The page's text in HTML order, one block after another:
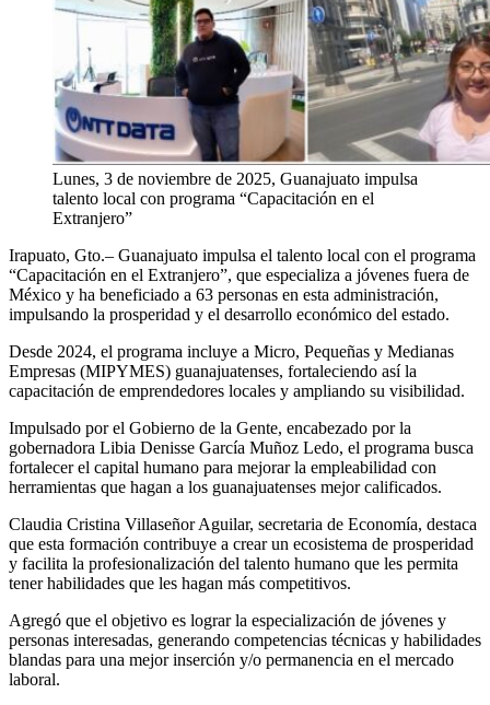
Lunes, 3 de noviembre de 2025, Guanajuato impulsa
talento local con programa “Capacitación en el
Extranjero”
Irapuato, Gto.– Guanajuato impulsa el talento local con el programa
“Capacitación en el Extranjero”, que especializa a jóvenes fuera de
México y ha beneficiado a 63 personas en esta administración,
impulsando la prosperidad y el desarrollo económico del estado.
Desde 2024, el programa incluye a Micro, Pequeñas y Medianas
Empresas (MIPYMES) guanajuatenses, fortaleciendo así la
capacitación de emprendedores locales y ampliando su visibilidad.
Impulsado por el Gobierno de la Gente, encabezado por la
gobernadora Libia Denisse García Muñoz Ledo, el programa busca
fortalecer el capital humano para mejorar la empleabilidad con
herramientas que hagan a los guanajuatenses mejor calificados.
Claudia Cristina Villaseñor Aguilar, secretaria de Economía, destaca
que esta formación contribuye a crear un ecosistema de prosperidad
y facilita la profesionalización del talento humano que les permita
tener habilidades que les hagan más competitivos.
Agregó que el objetivo es lograr la especialización de jóvenes y
personas interesadas, generando competencias técnicas y habilidades
blandas para una mejor inserción y/o permanencia en el mercado
laboral.